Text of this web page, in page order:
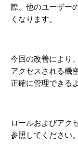
際、他のユーザー
くなります。
今回の改善により
アクセスされる機
正確に管理できる
ロールおよびアク
参照してください。